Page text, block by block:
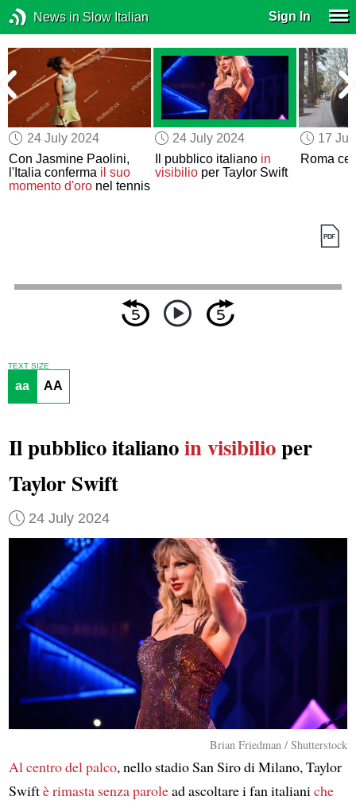
News in Slow Italian Sign In
24 July 2024
Con Jasmine Paolini,
l'Italia conferma il suo
momento d'oro nel tennis
24 July 2024
Il pubblico italiano in
visibilioper Taylor Swift
17
Roma
TEXT SIZE
aa AA
Il pubblico italianoin visibilioper
Taylor Swift
24 July 2024
Brian Friedman / Shutterstock
Al centro del palco, nello stadio San Siro di Milano, Taylor
Swiftè rimasta senza parolead ascoltare i fan italianiche